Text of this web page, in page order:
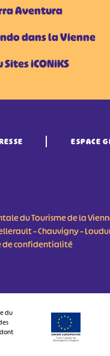
Aventura
dans la Vienne
Sites iCONiKS
ESPACE
du Tourisme de la
– Chauvigny –
de confidentialité
du